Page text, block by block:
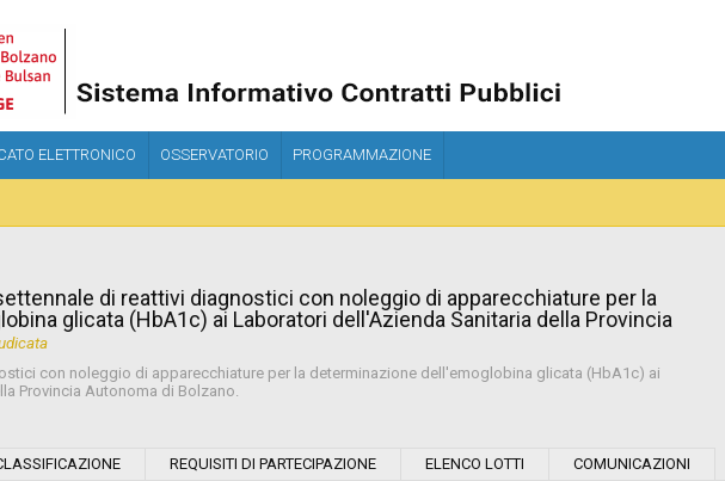
ELETTRONICO OSSERVATORIO PROGRAMMAZIONE
di reattivi diagnostici con noleggio di apparecchiature per la
glicata (HbA1c) ai Laboratori dell'Azienda Sanitaria della Provincia
con noleggio di apparecchiature per la determinazione dell'emoglobina glicata (HbA1c) ai
Provincia Autonoma di Bolzano.
REQUISITI DI PARTECIPAZIONE ELENCO LOTTI COMUNICAZIONI